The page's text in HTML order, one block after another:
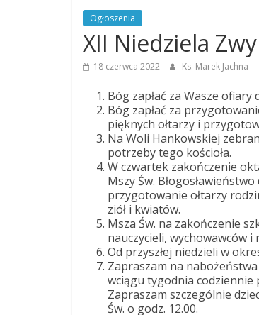
Chrystusa
Dobrego
Pasterza
Parafia
Jezusa
Chrystusa
Dobrego
Pasterza
Ogłoszenia
XII Niedziela
18 czerwca 2022 Ks. Marek Jachna
Bóg zapłać za Wasze
Bóg zapłać za
pięknych ołtarzy i
Na Woli Hankowskiej
potrzeby tego kościoła.
W czwartek zakończenie
Mszy Św.
przygotowanie ołtarzy
ziół i kwiatów.
Msza Św. na zakończenie
nauczycieli, wychowawców i
Od przyszłej niedzieli w
Zapraszam na nabożeństwa
wciągu tygodnia codziennie
Zapraszam szczególnie
Św. o godz. 12.00.